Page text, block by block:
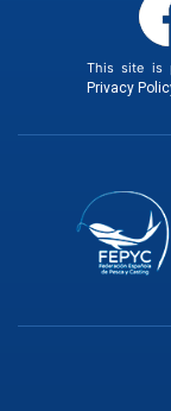
This site is
Privacy